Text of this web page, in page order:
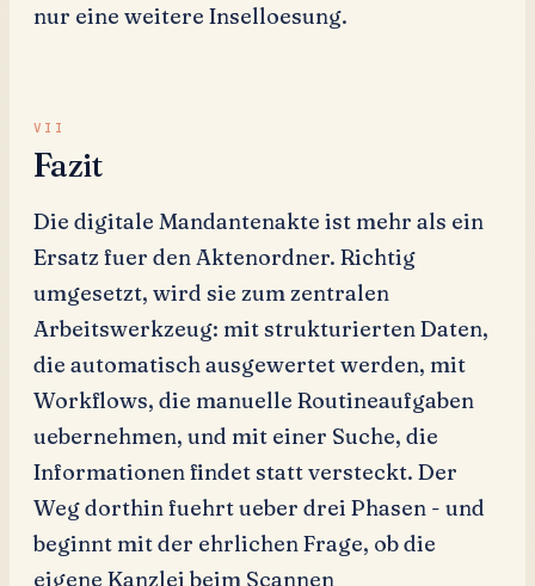
nur eine weitere Inselloesung.
Fazit
Die digitale Mandantenakte ist mehr als ein
Ersatz fuer den Aktenordner. Richtig
umgesetzt, wird sie zum zentralen
Arbeitswerkzeug: mit strukturierten Daten,
die automatisch ausgewertet werden, mit
Workflows, die manuelle Routineaufgaben
uebernehmen, und mit einer Suche, die
Informationen findet statt versteckt. Der
Weg dorthin fuehrt ueber drei Phasen - und
beginnt mit der ehrlichen Frage, ob die
eigene Kanzlei beim Scannen